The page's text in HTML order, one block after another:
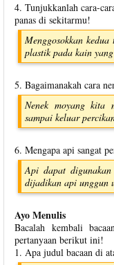
4. Tunjukkanlah cara-
panas di sekitarmu!
Menggosokkan
plastik pada kain
5. Bagaimanakah cara
Nenek moyang kita
sampai keluar
6. Mengapa api sangat
Api dapat digunakan
dijadikan api unggun
Ayo Menulis
Bacalah kembali
pertanyaan berikut ini!
1. Apa judul bacaan di